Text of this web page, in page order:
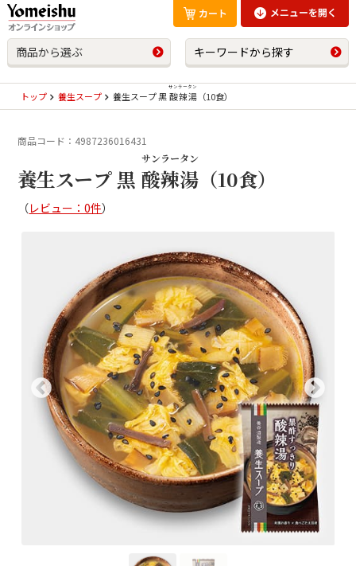
商品から選ぶ キーワードから探す
トップ 養生スープ 養生スープ 黒酸辣湯
サンラータン
（10食）
商品コード：4987236016431
養生スープ 黒酸辣湯
サンラータン
（10食）
（レビュー：0件）